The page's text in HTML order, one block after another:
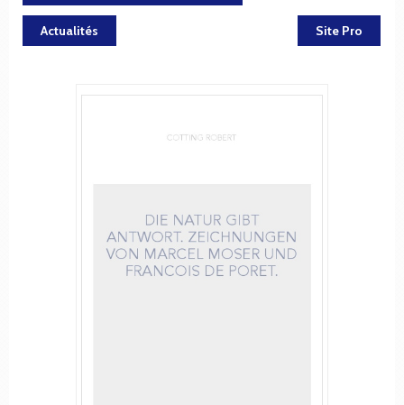
Actualités Site Pro